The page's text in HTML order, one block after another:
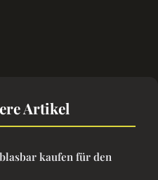
Artikel
kaufen für den